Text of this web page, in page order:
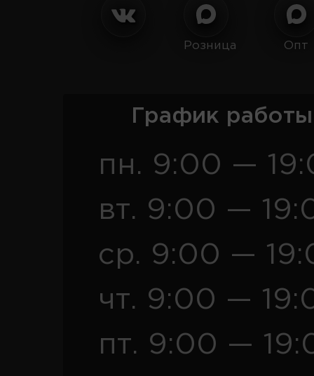
Розница Опт
График
пн. 9:00 —
вт. 9:00 —
ср. 9:00 —
чт. 9:00 —
пт. 9:00 —